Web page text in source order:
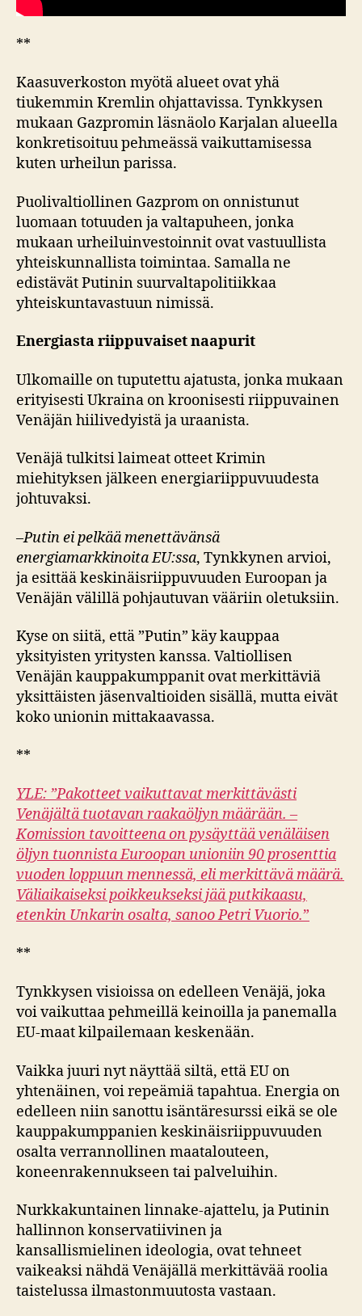
**
Kaasuverkoston myötä alueet ovat yhä
tiukemmin Kremlin ohjattavissa. Tynkkysen
mukaan Gazpromin läsnäolo Karjalan alueella
konkretisoituu pehmeässä vaikuttamisessa
kuten urheilun parissa.
Puolivaltiollinen Gazprom on onnistunut
luomaan totuuden ja valtapuheen, jonka
mukaan urheiluinvestoinnit ovat vastuullista
yhteiskunnallista toimintaa. Samalla ne
edistävät Putinin suurvaltapolitiikkaa
yhteiskuntavastuun nimissä.
Energiasta riippuvaiset naapurit
Ulkomaille on tuputettu ajatusta, jonka mukaan
erityisesti Ukraina on kroonisesti riippuvainen
Venäjän hiilivedyistä ja uraanista.
Venäjä tulkitsi laimeat otteet Krimin
miehityksen jälkeen energiariippuvuudesta
johtuvaksi.
–Putin ei pelkää menettävänsä
energiamarkkinoita EU:ssa, Tynkkynen arvioi,
ja esittää keskinäisriippuvuuden Euroopan ja
Venäjän välillä pohjautuvan vääriin oletuksiin.
Kyse on siitä, että ”Putin” käy kauppaa
yksityisten yritysten kanssa. Valtiollisen
Venäjän kauppakumppanit ovat merkittäviä
yksittäisten jäsenvaltioiden sisällä, mutta eivät
koko unionin mittakaavassa.
**
YLE: ”Pakotteet vaikuttavat merkittävästi
Venäjältä tuotavan raakaöljyn määrään. –
Komission tavoitteena on pysäyttää venäläisen
öljyn tuonnista Euroopan unioniin 90 prosenttia
vuoden loppuun mennessä, eli merkittävä määrä.
Väliaikaiseksi poikkeukseksi jää putkikaasu,
etenkin Unkarin osalta, sanoo Petri Vuorio.”
**
Tynkkysen visioissa on edelleen Venäjä, joka
voi vaikuttaa pehmeillä keinoilla ja panemalla
EU-maat kilpailemaan keskenään.
Vaikka juuri nyt näyttää siltä, että EU on
yhtenäinen, voi repeämiä tapahtua. Energia on
edelleen niin sanottu isäntäresurssi eikä se ole
kauppakumppanien keskinäisriippuvuuden
osalta verrannollinen maatalouteen,
koneenrakennukseen tai palveluihin.
Nurkkakuntainen linnake-ajattelu, ja Putinin
hallinnon konservatiivinen ja
kansallismielinen ideologia, ovat tehneet
vaikeaksi nähdä Venäjällä merkittävää roolia
taistelussa ilmastonmuutosta vastaan.